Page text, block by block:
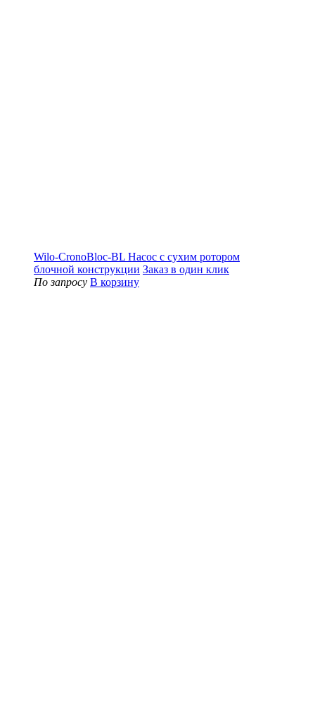
Wilo-CronoBloc-BL Насос с сухим ротором
блочной конструкции Заказ в один клик
По запросу В корзину